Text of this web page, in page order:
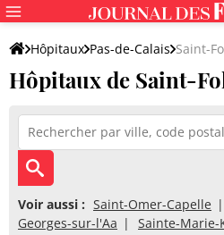
Hôpitaux Pas-de-Calais Saint-
Hôpitaux de Saint-
Voir aussi : Saint-Omer-Capelle
Georges-sur-l'Aa
Sainte-Marie-